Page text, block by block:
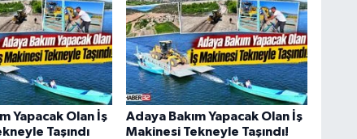
Yapacak Olan İş
Taşındı
Adaya Bakım Yapacak Olan İş
Makinesi Tekneyle Taşındı!